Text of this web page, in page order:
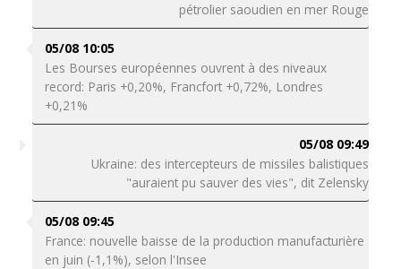
pétrolier saoudien en mer Rouge
05/08 10:05
Les Bourses européennes ouvrent à des niveaux
record: Paris +0,20%, Francfort +0,72%, Londres
+0,21%
05/08 09:49
Ukraine: des intercepteurs de missiles balistiques
"auraient pu sauver des vies", dit Zelensky
05/08 09:45
France: nouvelle baisse de la production manufacturière
en juin (-1,1%), selon l'Insee